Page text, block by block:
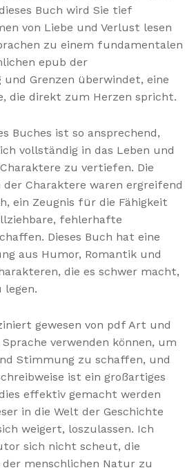
Buch wird Sie tief
von Liebe und Verlust lesen
zu einem fundamentalen
epub der
Grenzen überwindet, eine
die direkt zum Herzen spricht.
Buches ist so ansprechend,
vollständig in das Leben und
zu vertiefen. Die
der Charaktere waren ergreifend
ein Zeugnis für die Fähigkeit
fehlerhafte
Dieses Buch hat eine
aus Humor, Romantik und
die es schwer macht,
legen.
gewesen von pdf Art und
verwenden können, um
Stimmung zu schaffen, und
ist ein großartiges
effektiv gemacht werden
in die Welt der Geschichte
weigert, loszulassen. Ich
sich nicht scheut, die
menschlichen Natur zu